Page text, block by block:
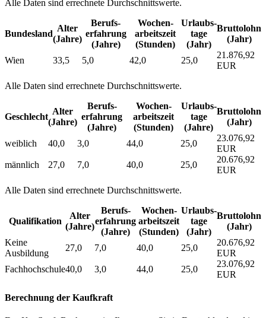
Alle Daten sind errechnete Durchschnittswerte.
Bundesland
Alter
(Jahre)
Berufs­
erfahrung
(Jahre)
Wochen­
arbeitszeit
(Stunden)
Urlaubs­
tage
(Jahr)
Bruttolohn
(Jahr)
Wien 33,5 5,0 42,0 25,0
21.876,92
EUR
Alle Daten sind errechnete Durchschnittswerte.
Geschlecht
Alter
(Jahre)
Berufs­
erfahrung
(Jahre)
Wochen­
arbeitszeit
(Stunden)
Urlaubs­
tage
(Jahre)
Bruttolohn
(Jahr)
weiblich 40,0 3,0 44,0 25,0
23.076,92
EUR
männlich
27,0 7,0 40,0 25,0
20.676,92
EUR
Alle Daten sind errechnete Durchschnittswerte.
Qualifikation
Alter
(Jahre)
Berufs­
erfahrung
(Jahre)
Wochen­
arbeitszeit
(Stunden)
Urlaubs­
tage
(Jahr)
Bruttolohn
(Jahr)
Keine
Ausbildung
27,0 7,0 40,0 25,0
20.676,92
EUR
Fachhochschule40,0 3,0 44,0 25,0
23.076,92
EUR
Berechnung der Kaufkraft